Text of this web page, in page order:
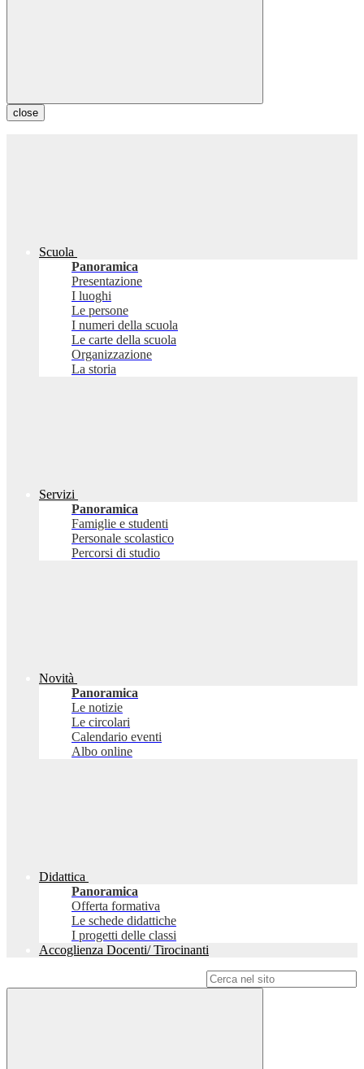
close
Scuola
Panoramica
Presentazione
I luoghi
Le persone
I numeri della scuola
Le carte della scuola
Organizzazione
La storia
Servizi
Panoramica
Famiglie e studenti
Personale scolastico
Percorsi di studio
Novità
Panoramica
Le notizie
Le circolari
Calendario eventi
Albo online
Didattica
Panoramica
Offerta formativa
Le schede didattiche
I progetti delle classi
Accoglienza Docenti/ Tirocinanti